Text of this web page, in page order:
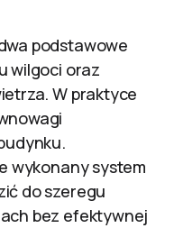
podstawowe
wilgoci oraz
W praktyce
wykonany system
do szeregu
bez efektywnej